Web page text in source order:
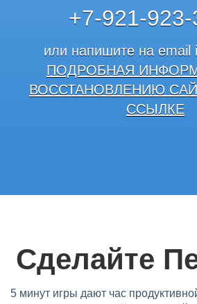
+7-921-
или напишите на email
ПОДРОБНАЯ
ВОССТАНОВЛЕНИЮ
ССЫЛКЕ
Сделайте
5 минут игры дают час